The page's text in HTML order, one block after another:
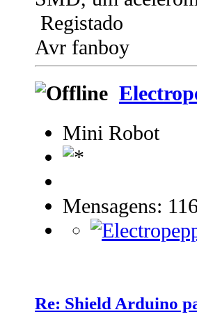
Registado
Avr fanboy
Mini Robot
Mensagens:
Re: Shield Arduino